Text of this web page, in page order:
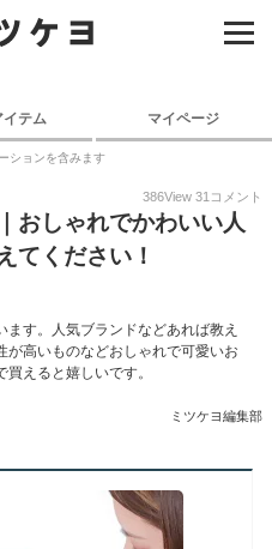
イテム マイページ
ションを含みます
386View 31 コメント
おしゃれでかわいい人
てください！
す。人気ブランドなどあれば教え
高いものなどおしゃれで可愛いお
えると嬉しいです。
ミツケヨ編集部